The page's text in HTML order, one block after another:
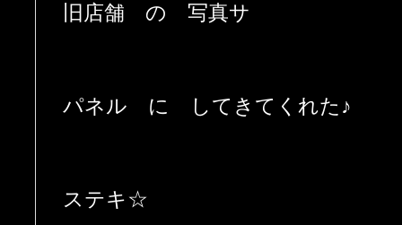
旧店舗 の 写真サ
パネル に してきてくれた♪
ステキ☆